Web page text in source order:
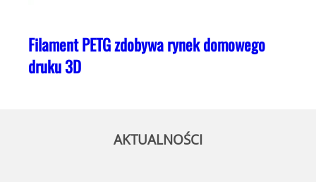
Filament PETG zdobywa rynek domowego
druku 3D
AKTUALNOŚCI